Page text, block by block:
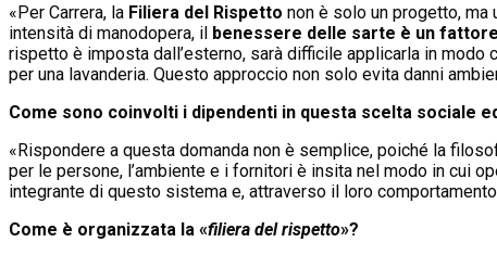
«Per Carrera, la Filiera del Rispetto non è solo un progetto,
intensità di manodopera, il benessere delle sarte è un
rispetto è imposta dall’esterno, sarà difficile applicarla in modo
per una lavanderia. Questo approccio non solo evita danni
Come sono coinvolti i dipendenti in questa scelta sociale
«Rispondere a questa domanda non è semplice, poiché la
per le persone, l’ambiente e i fornitori è insita nel modo in cui
integrante di questo sistema e, attraverso il loro
Come è organizzata la «filiera del rispetto»?